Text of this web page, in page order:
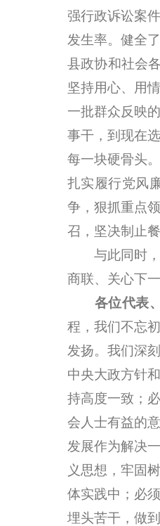
强行政诉讼案
发生率。健全
县政协和社会
坚持用心、用
一批群众反映
事干，到现在
每一块硬骨头
扎实履行党风
争，狠抓重点
召，坚决制止
与此同时，
商联、关心下
各位代表
程，我们不忘
发扬。我们深
中央大政方针
持高度一致；
会人士有益的
发展作为解决
义思想，牢固
体实践中；必
埋头苦干，做